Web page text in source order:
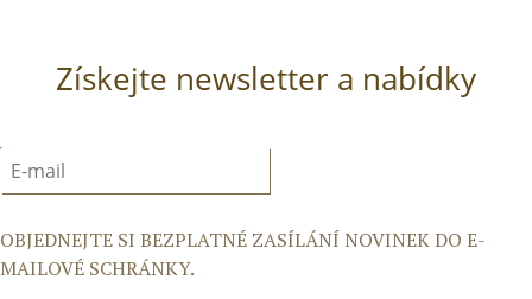
Získejte newsletter a nabídky
OBJEDNEJTE SI BEZPLATNÉ ZASÍLÁNÍ NOVINEK DO E-
MAILOVÉ SCHRÁNKY.